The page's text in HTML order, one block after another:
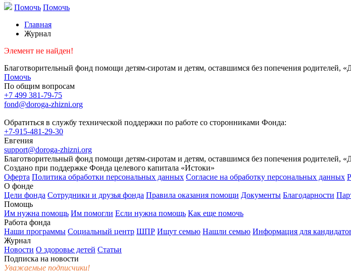
Помочь Помочь
Главная
Журнал
Элемент не найден!
Благотворительный фонд помощи детям-сиротам и детям, оставшимся без попечения родителей,
Помочь
По общим вопросам
+7 499 381-79-75
fond@doroga-zhizni.org
Обратиться в службу технической поддержки по работе со сторонниками Фонда:
+7-915-481-29-30
Евгения
support@doroga-zhizni.org
Благотворительный фонд помощи детям-сиротам и детям, оставшимся без попечения родителей,
Создано при поддержке Фонда целевого капитала «Истоки»
Оферта Политика обработки персональных данных Согласие на обработку персональных данных
О фонде
Цели фонда Сотрудники и друзья фонда Правила оказания помощи Документы Благодарности
Помощь
Им нужна помощь Им помогли Если нужна помощь Как еще помочь
Работа фонда
Наши программы Социальный центр ШПР Ищут семью Нашли семью Информация для
Журнал
Новости О здоровье детей Статьи
Подписка на новости
Уважаемые подписчики!